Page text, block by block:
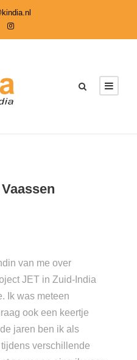
van me over
JET in Zuid-India
Ik was meteen
ook een keertje
jaren ben ik als
verschillende